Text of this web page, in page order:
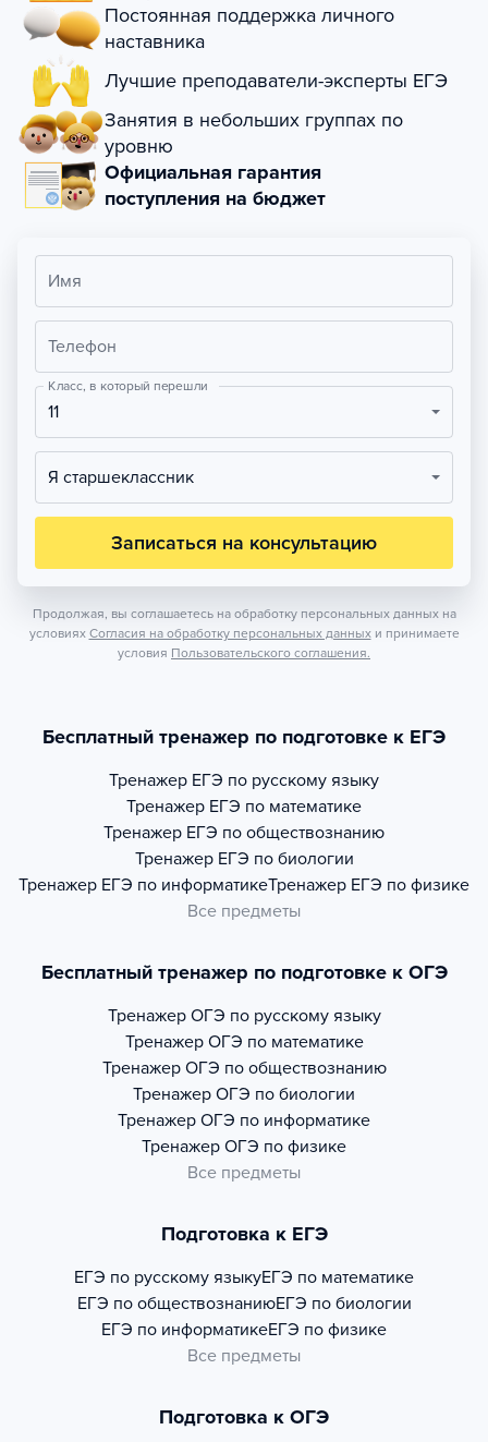
Постоянная поддержка личного
наставника
Лучшие преподаватели-эксперты ЕГЭ
Занятия в небольших группах по
уровню
Официальная гарантия
поступления на бюджет
Имя
Телефон
Класс, в который перешли
11
Я старшеклассник
Записаться на консультацию
Продолжая, вы соглашаетесь на обработку персональных данных на
условиях Согласия на обработку персональных данных и принимаете
условия Пользовательского соглашения.
Бесплатный тренажер по подготовке к ЕГЭ
Тренажер ЕГЭ по русскому языку
Тренажер ЕГЭ по математике
Тренажер ЕГЭ по обществознанию
Тренажер ЕГЭ по биологии
Тренажер ЕГЭ по информатикеТренажер ЕГЭ по физике
Все предметы
Бесплатный тренажер по подготовке к ОГЭ
Тренажер ОГЭ по русскому языку
Тренажер ОГЭ по математике
Тренажер ОГЭ по обществознанию
Тренажер ОГЭ по биологии
Тренажер ОГЭ по информатике
Тренажер ОГЭ по физике
Все предметы
Подготовка к ЕГЭ
ЕГЭ по русскому языкуЕГЭ по математике
ЕГЭ по обществознаниюЕГЭ по биологии
ЕГЭ по информатикеЕГЭ по физике
Все предметы
Подготовка к ОГЭ